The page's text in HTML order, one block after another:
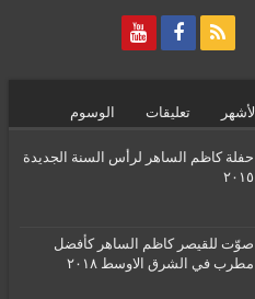
الأشهر تعليقات الوسوم
حفلة كاظم الساهر لرأس السنة الجديدة
٢٠١٥
صوّت للقيصر كاظم الساهر كأفضل
مطرب في الشرق الاوسط ٢٠١٨